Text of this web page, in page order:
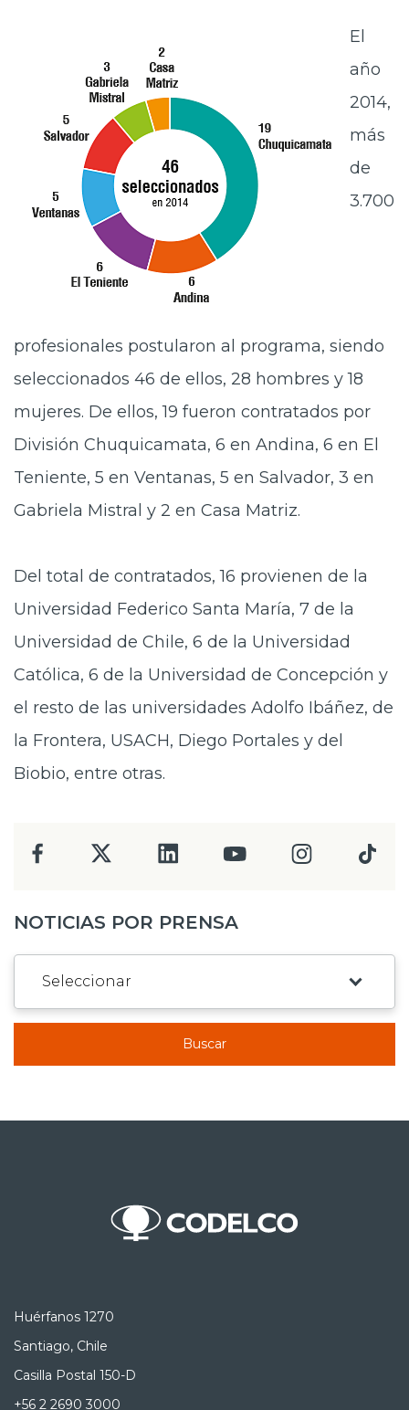
El
año
2014,
más
de
3.700
profesionales postularon al programa, siendo
seleccionados 46 de ellos, 28 hombres y 18
mujeres. De ellos, 19 fueron contratados por
División Chuquicamata, 6 en Andina, 6 en El
Teniente, 5 en Ventanas, 5 en Salvador, 3 en
Gabriela Mistral y 2 en Casa Matriz.
Del total de contratados, 16 provienen de la
Universidad Federico Santa María, 7 de la
Universidad de Chile, 6 de la Universidad
Católica, 6 de la Universidad de Concepción y
el resto de las universidades Adolfo Ibáñez, de
la Frontera, USACH, Diego Portales y del
Biobio, entre otras.
NOTICIAS POR PRENSA
Buscar
Huérfanos 1270
Santiago, Chile
Casilla Postal 150-D
+56 2 2690 3000